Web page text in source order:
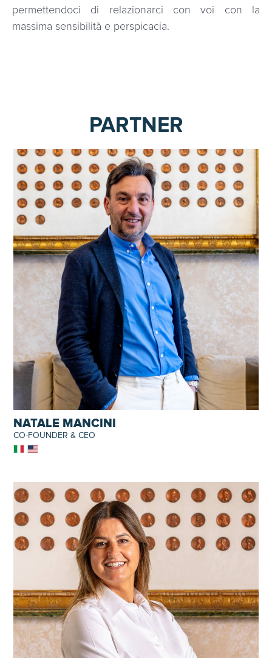
permettendoci di relazionarci con voi con la
massima sensibilità e perspicacia.
PARTNER
NATALE MANCINI
CO-FOUNDER & CEO